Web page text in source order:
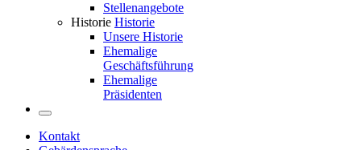
Stellenangebote
Historie Historie
Unsere Historie
Ehemalige
Geschäftsführung
Ehemalige
Präsidenten
Kontakt